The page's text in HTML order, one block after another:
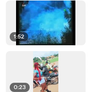
1:52
0:23